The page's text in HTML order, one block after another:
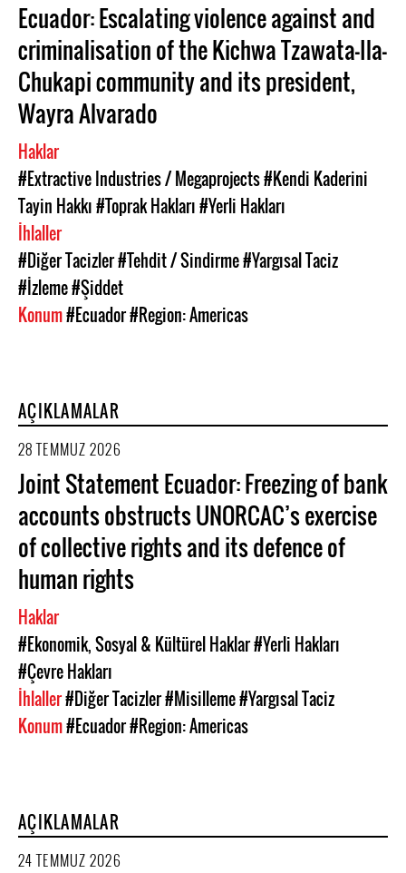
Ecuador: Escalating violence against and
criminalisation of the Kichwa Tzawata-Ila-
Chukapi community and its president,
Wayra Alvarado
Haklar
#Extractive Industries / Megaprojects#Kendi Kaderini
Tayin Hakkı#Toprak Hakları#Yerli Hakları
İhlaller
#Diğer Tacizler#Tehdit / Sindirme#Yargısal Taciz
#İzleme#Şiddet
Konum#Ecuador#Region: Americas
AÇIKLAMALAR
28 TEMMUZ 2026
Joint Statement Ecuador: Freezing of bank
accounts obstructs UNORCAC’s exercise
of collective rights and its defence of
human rights
Haklar
#Ekonomik, Sosyal & Kültürel Haklar#Yerli Hakları
#Çevre Hakları
İhlaller#Diğer Tacizler#Misilleme#Yargısal Taciz
Konum#Ecuador#Region: Americas
AÇIKLAMALAR
24 TEMMUZ 2026